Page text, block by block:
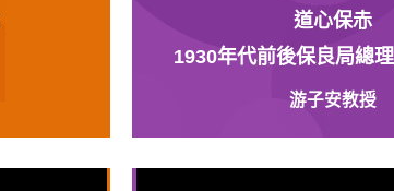
道心保赤
1930年代前後保良局總
游子安教授